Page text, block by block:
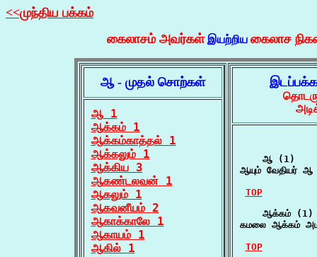
<<முந்திய பக்கம்
கைலாசம் அவர்கள் இயற்றிய கைலாச
ஆ - முதல் சொற்கள்
ஆ 1
ஆக்கம் 1
ஆக்கம்காத்தல் 1
ஆக்கலும் 1
ஆக்கிய 3
ஆகண்டலவன் 1
ஆகலும் 1
ஆகவனீயம் 2
ஆகாக்காலே 1
ஆகாயம் 1
ஆகில் 1
    ஆ (1)
ஆயும் வேதியர் ஆ
TOP
    ஆக்கம் (1)
கமலை ஆக்கம்
TOP